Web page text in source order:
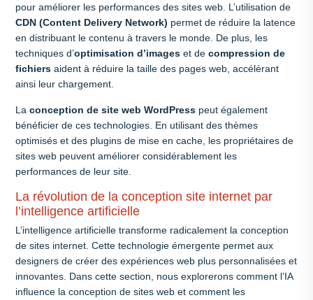
pour améliorer les performances des sites web. L’utilisation de
CDN (Content Delivery Network) permet de réduire la latence
en distribuant le contenu à travers le monde. De plus, les
techniques d’optimisation d’images et de compression de
fichiers aident à réduire la taille des pages web, accélérant
ainsi leur chargement.
La conception de site web WordPress peut également
bénéficier de ces technologies. En utilisant des thèmes
optimisés et des plugins de mise en cache, les propriétaires de
sites web peuvent améliorer considérablement les
performances de leur site.
La révolution de la conception site internet par
l’intelligence artificielle
L’intelligence artificielle transforme radicalement la conception
de sites internet. Cette technologie émergente permet aux
designers de créer des expériences web plus personnalisées et
innovantes. Dans cette section, nous explorerons comment l’IA
influence la conception de sites web et comment les